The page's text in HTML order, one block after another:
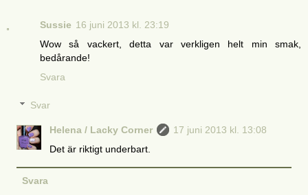
Sussie 16 juni 2013 kl. 23:19
Wow så vackert, detta var verkligen helt min smak,
bedårande!
Svara
Svar
Helena / Lacky Corner
17 juni 2013 kl. 13:08
Det är riktigt underbart.
Svara